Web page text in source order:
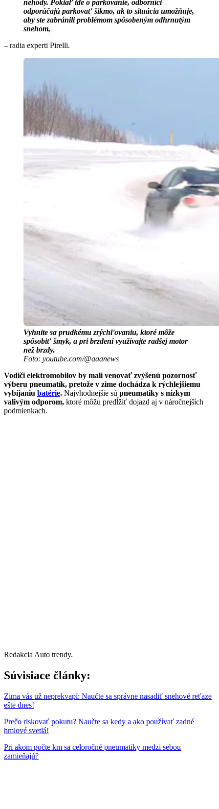
nehody. Pokiaľ ide o parkovanie, odborníci
odporúčajú parkovať šikmo, ak to situácia umožňuje,
aby ste zabránili problémom spôsobeným odhrnutým
snehom,
– radia experti Pirelli.
Vyhnite sa prudkému zrýchľovaniu, ktoré môže
spôsobiť šmyk, a pri brzdení využívajte radšej motor
než brzdy.
Foto: youtube.com/@aaanews
Vodiči elektromobilov by mali venovať zvýšenú pozornosť
výberu pneumatík, pretože v zime dochádza k rýchlejšiemu
vybíjaniu batérie. Najvhodnejšie sú pneumatiky s nízkym
valivým odporom, ktoré môžu predĺžiť dojazd aj v náročnejších
podmienkach.
Redakcia Auto trendy.
Súvisiace články:
Zima vás už neprekvapí: Naučte sa správne nasadiť snehové reťaze
ešte dnes!
Prečo riskovať pokutu? Naučte sa kedy a ako používať zadné
hmlové svetlá!
Pri akom počte km sa celoročné pneumatiky medzi sebou
zamieňajú?